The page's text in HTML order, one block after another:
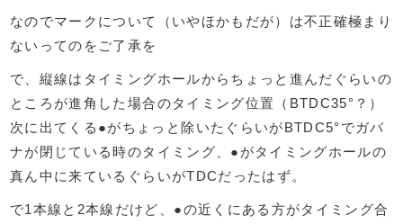
なのでマークについて（いやほかもだが）は不正確極まり
ないってのをご了承を
で、縦線はタイミングホールからちょっと進んだぐらいの
ところが進角した場合のタイミング位置（BTDC35°？）
次に出てくる●がちょっと除いたぐらいがBTDC5°でガバ
ナが閉じている時のタイミング、●がタイミングホールの
真ん中に来ているぐらいがTDCだったはず。
で1本線と2本線だけど、●の近くにある方がタイミング合